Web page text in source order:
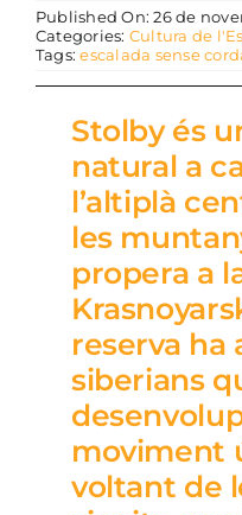
Published On: 26 de
Categories: Cultura de
Tags:escalada sense
Stolby és
natural a
l’altiplà
les
propera a
reserva ha
siberians
moviment
voltant de